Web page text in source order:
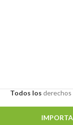
Todos los derechos